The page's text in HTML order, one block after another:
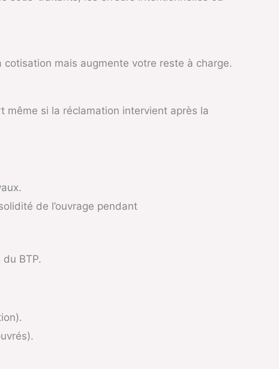
mais augmente votre reste à charge.
même si la réclamation intervient après la
de l’ouvrage pendant
BTP.